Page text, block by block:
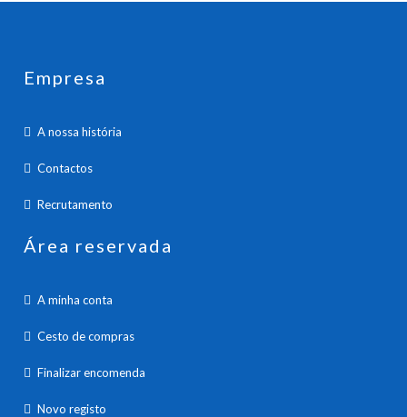
Empresa
A nossa história
Contactos
Recrutamento
Área reservada
A minha conta
Cesto de compras
Finalizar encomenda
Novo registo